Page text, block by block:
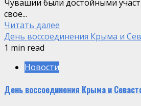
Чувашии были достойными
свое...
Читать далее
День воссоединения Крыма и
1 min read
Новости
День воссоединения Крыма и